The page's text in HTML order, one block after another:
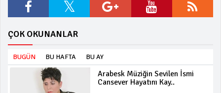
ÇOK OKUNANLAR
BUGÜN BU HAFTA BU AY
Arabesk Müziğin Sevilen İsmi
Cansever Hayatını Kay..